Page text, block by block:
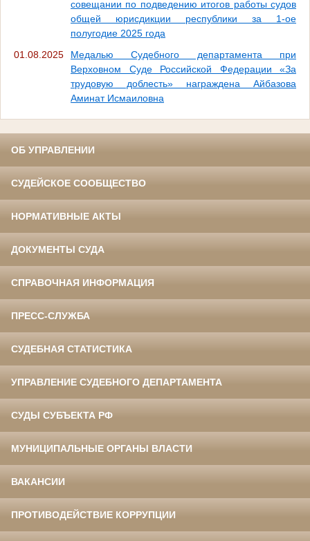
совещании по подведению итогов работы судов
общей юрисдикции республики за 1-ое
полугодие 2025 года
01.08.2025
Медалью Судебного департамента при
Верховном Суде Российской Федерации «За
трудовую доблесть» награждена Айбазова
Аминат Исмаиловна
ОБ УПРАВЛЕНИИ
СУДЕЙСКОЕ СООБЩЕСТВО
НОРМАТИВНЫЕ АКТЫ
ДОКУМЕНТЫ СУДА
СПРАВОЧНАЯ ИНФОРМАЦИЯ
ПРЕСС-СЛУЖБА
СУДЕБНАЯ СТАТИСТИКА
УПРАВЛЕНИЕ СУДЕБНОГО ДЕПАРТАМЕНТА
СУДЫ СУБЪЕКТА РФ
МУНИЦИПАЛЬНЫЕ ОРГАНЫ ВЛАСТИ
ВАКАНСИИ
ПРОТИВОДЕЙСТВИЕ КОРРУПЦИИ